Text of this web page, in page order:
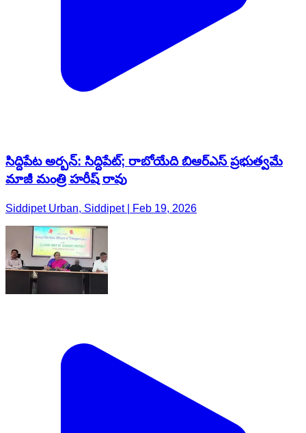
సిద్దిపేట అర్బన్: సిద్దిపేట్; రాబోయేది బిఆర్ఎస్ ప్రభుత్వమే
మాజీ మంత్రి హరీష్ రావు
Siddipet Urban, Siddipet | Feb 19, 2026